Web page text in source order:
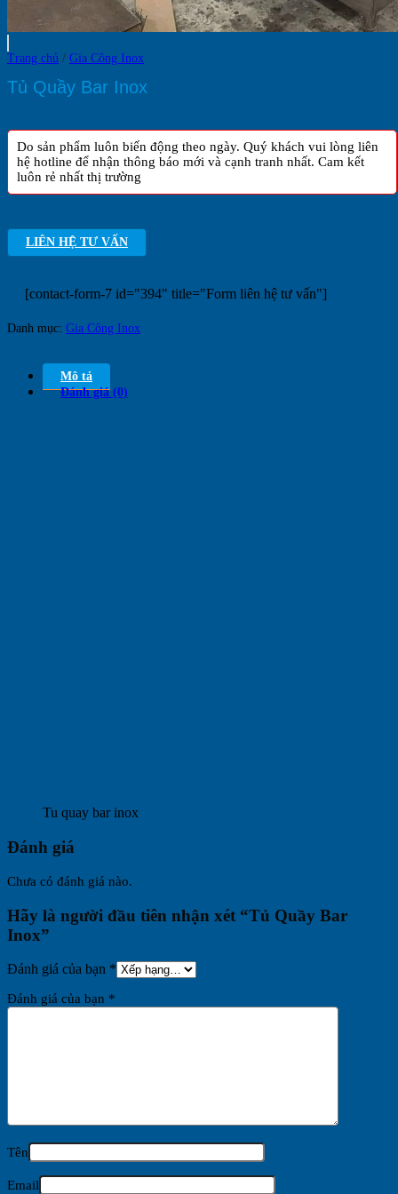
Trang chủ / Gia Công Inox
Tủ Quầy Bar Inox
Do sản phẩm luôn biến động theo ngày. Quý khách vui lòng liên
hệ hotline để nhận thông báo mới và cạnh tranh nhất. Cam kết
luôn rẻ nhất thị trường
LIÊN HỆ TƯ VẤN
[contact-form-7 id="394" title="Form liên hệ tư vấn"]
Danh mục: Gia Công Inox
Mô tả
Đánh giá (0)
Tu quay bar inox
Đánh giá
Chưa có đánh giá nào.
Hãy là người đầu tiên nhận xét “Tủ Quầy Bar
Inox”
Đánh giá của bạn *
Đánh giá của bạn *
Tên
Email